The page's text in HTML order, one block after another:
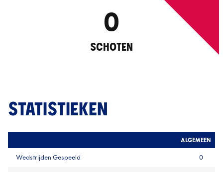
0
SCHOTEN
STATISTIEKEN
ALGEMEEN
Wedstrijden Gespeeld 0